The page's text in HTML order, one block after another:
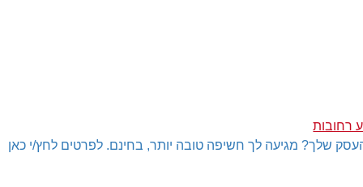
רחובות
שלך? מגיעה לך חשיפה טובה יותר, בחינם. לפרטים לחץ/י כאן